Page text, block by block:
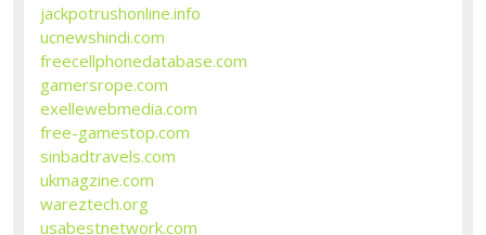
jackpotrushonline.info
ucnewshindi.com
freecellphonedatabase.com
gamersrope.com
exellewebmedia.com
free-gamestop.com
sinbadtravels.com
ukmagzine.com
wareztech.org
usabestnetwork.com